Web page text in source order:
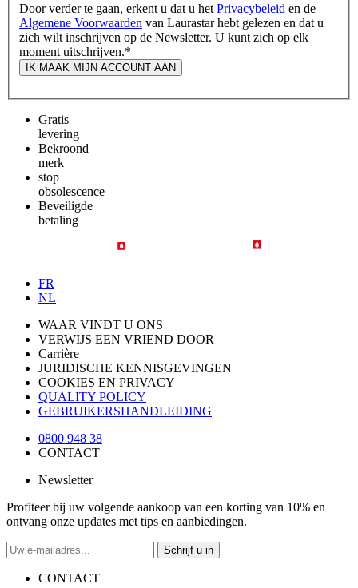
Door verder te gaan, erkent u dat u het Privacybeleid en de
Algemene Voorwaarden van Laurastar hebt gelezen en dat u
zich wilt inschrijven op de Newsletter. U kunt zich op elk
moment uitschrijven.*
IK MAAK MIJN ACCOUNT AAN
Gratis
levering
Bekroond
merk
stop
obsolescence
Beveiligde
betaling
FR
NL
WAAR VINDT U ONS
VERWIJS EEN VRIEND DOOR
Carrière
JURIDISCHE KENNISGEVINGEN
COOKIES EN PRIVACY
QUALITY POLICY
GEBRUIKERSHANDLEIDING
0800 948 38
CONTACT
Newsletter
Profiteer bij uw volgende aankoop van een korting van 10% en
ontvang onze updates met tips en aanbiedingen.
Schrijf u in
CONTACT